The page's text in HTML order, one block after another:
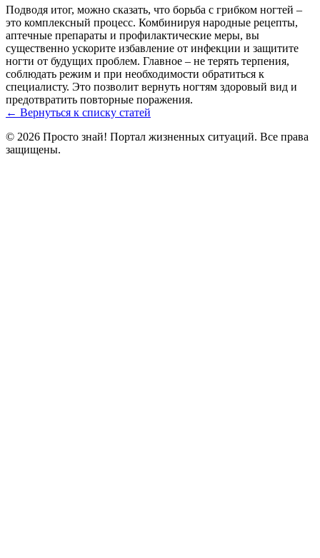
Подводя итог, можно сказать, что борьба с грибком ногтей –
это комплексный процесс. Комбинируя народные рецепты,
аптечные препараты и профилактические меры, вы
существенно ускорите избавление от инфекции и защитите
ногти от будущих проблем. Главное – не терять терпения,
соблюдать режим и при необходимости обратиться к
специалисту. Это позволит вернуть ногтям здоровый вид и
предотвратить повторные поражения.
← Вернуться к списку статей
© 2026 Просто знай! Портал жизненных ситуаций. Все права
защищены.